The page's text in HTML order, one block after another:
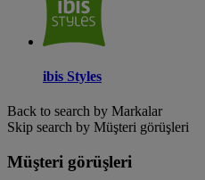
ibis Styles
Back to search by Markalar
Skip search by Müşteri görüşleri
Müşteri görüşleri